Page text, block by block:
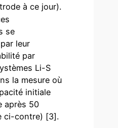
à ce jour).
se
leur
par
Li-S
la mesure où
initiale
après 50
ci-contre) [3].